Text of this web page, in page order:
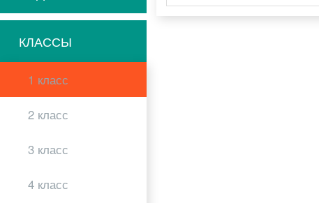
КЛАССЫ
1 класс
2 класс
3 класс
4 класс